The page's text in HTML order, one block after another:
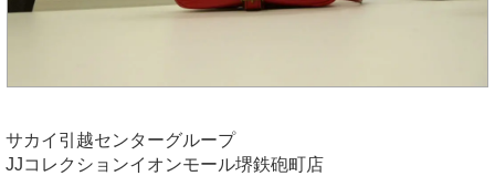
サカイ引越センターグループ
JJコレクションイオンモール堺鉄砲町店